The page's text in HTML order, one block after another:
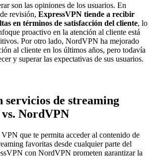
son las opiniones de los usuarios. En
revisión, ExpressVPN tiende a recibir
en términos de satisfacción del cliente, lo
proactivo en la atención al cliente está
Por otro lado, NordVPN ha mejorado
al cliente en los últimos años, pero todavía
y superar las expectativas de sus usuarios.
servicios de streaming
NordVPN
VPN que te permita acceder al contenido de
favoritas desde cualquier parte del
con NordVPN prometen garantizar la